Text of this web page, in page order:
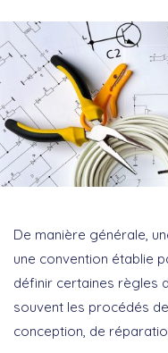
De manière générale,
une convention établie
définir certaines règles
souvent les procédés
conception, de